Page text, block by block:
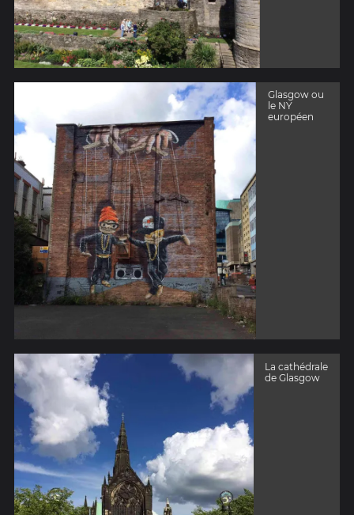
Glasgow ou
le NY
européen
La cathédrale
de Glasgow